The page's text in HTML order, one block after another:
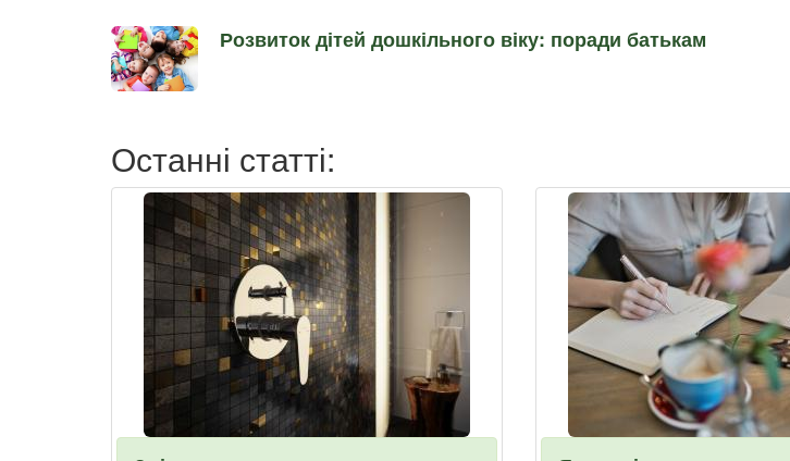
Розвиток дітей дошкільного віку: поради батькам
Останні статті: